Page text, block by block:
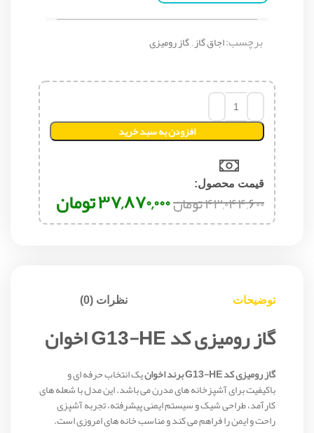
برچسب:اجاق گاز,گاز رومیزی
افزودن به سبد خرید
قیمت محصول:​
۴۳,۰۴۴,۶۰۰تومان۳۷,۸۷۰,۰۰۰تومان
توضیحات نظرات (0)
گاز رومیزی کد G13-HE اخوان
گاز رومیزی کد G13-HE برند اخوان یک انتخاب حرفه‌ ای و
باکیفیت برای آشپزخانه‌ های مدرن می باشد. این مدل با شعله‌ های
کارآمد، طراحی شیک و سیستم ایمنی پیشرفته، تجربه آشپزی
راحت و ایمن را فراهم می‌ کند و مناسب خانه‌ های امروزی است.